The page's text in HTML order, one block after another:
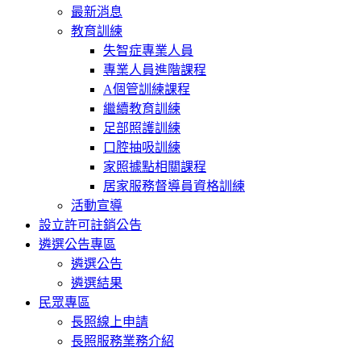
最新消息
教育訓練
失智症專業人員
專業人員進階課程
A個管訓練課程
繼續教育訓練
足部照護訓練
口腔抽吸訓練
家照據點相關課程
居家服務督導員資格訓練
活動宣導
設立許可註銷公告
遴選公告專區
遴選公告
遴選結果
民眾專區
長照線上申請
長照服務業務介紹